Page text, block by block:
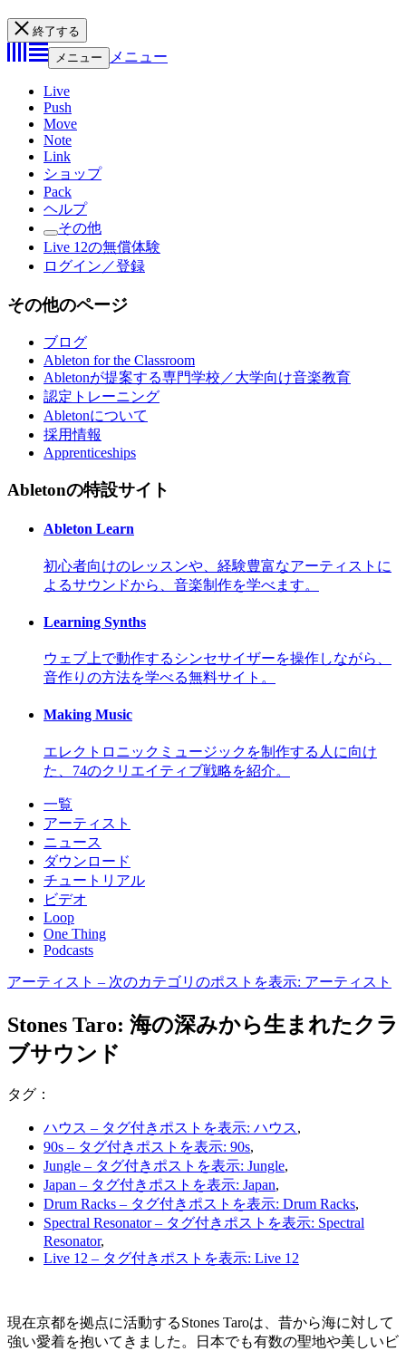
終了する
メニュー
メニュー
Live
Push
Move
Note
Link
ショップ
Pack
ヘルプ
その他
Live 12の無償体験
ログイン／登録
その他のページ
ブログ
Ableton for the Classroom
Abletonが提案する専門学校／大学向け音楽教育
認定トレーニング
Abletonについて
採用情報
Apprenticeships
Abletonの特設サイト
Ableton Learn
初心者向けのレッスンや、経験豊富なアーティストに
よるサウンドから、音楽制作を学べます。
Learning Synths
ウェブ上で動作するシンセサイザーを操作しながら、
音作りの方法を学べる無料サイト。
Making Music
エレクトロニックミュージックを制作する人に向け
た、74のクリエイティブ戦略を紹介。
一覧
アーティスト
ニュース
ダウンロード
チュートリアル
ビデオ
Loop
One Thing
Podcasts
アーティスト – 次のカテゴリのポストを表示: アーティスト
Stones Taro: 海の深みから生まれたクラ
ブサウンド
タグ：
ハウス – タグ付きポストを表示: ハウス,
90s – タグ付きポストを表示: 90s,
Jungle – タグ付きポストを表示: Jungle,
Japan – タグ付きポストを表示: Japan,
Drum Racks – タグ付きポストを表示: Drum Racks,
Spectral Resonator– タグ付きポストを表示: Spectral
Resonator,
Live 12 – タグ付きポストを表示: Live 12
現在京都を拠点に活動するStones Taroは、昔から海に対して
強い愛着を抱いてきました。日本でも有数の聖地や美しいビ